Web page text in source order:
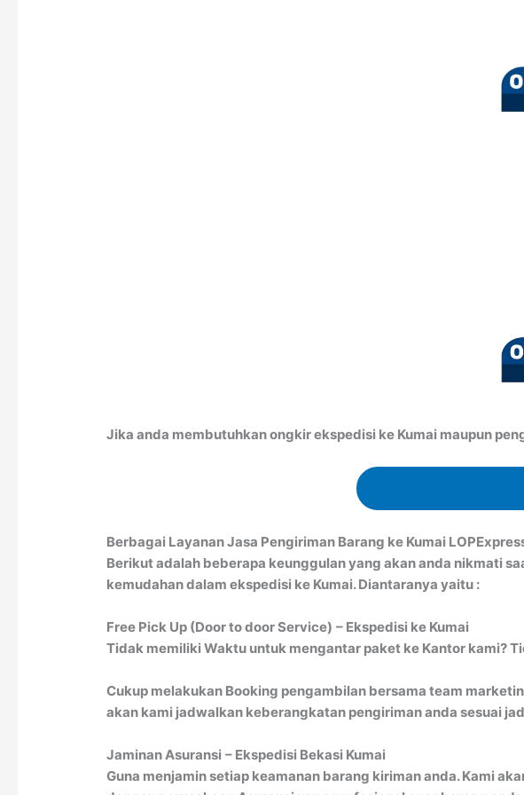
Jika anda membutuhkan ongkir ekspedisi ke Kumai maupun
Berbagai Layanan Jasa Pengiriman Barang ke Kumai
Berikut adalah beberapa keunggulan yang akan anda nikmati
kemudahan dalam ekspedisi ke Kumai. Diantaranya yaitu :
Free Pick Up (Door to door Service) – Ekspedisi ke Kumai
Tidak memiliki Waktu untuk mengantar paket ke Kantor kami?
Cukup melakukan Booking pengambilan bersama team
akan kami jadwalkan keberangkatan pengiriman anda sesuai
Jaminan Asuransi – Ekspedisi Bekasi Kumai
Guna menjamin setiap keamanan barang kiriman anda. Kami